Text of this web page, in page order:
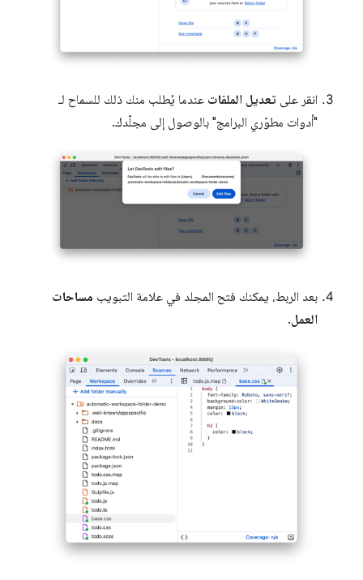
انقر على تعديل الملفات عندما يُطلب منك ذلك للسماح لـ
"أدوات مطوّري البرامج" بالوصول إلى مجلّدك.
بعد الربط، يمكنك فتح المجلد في علامة التبويب مساحات
العمل.